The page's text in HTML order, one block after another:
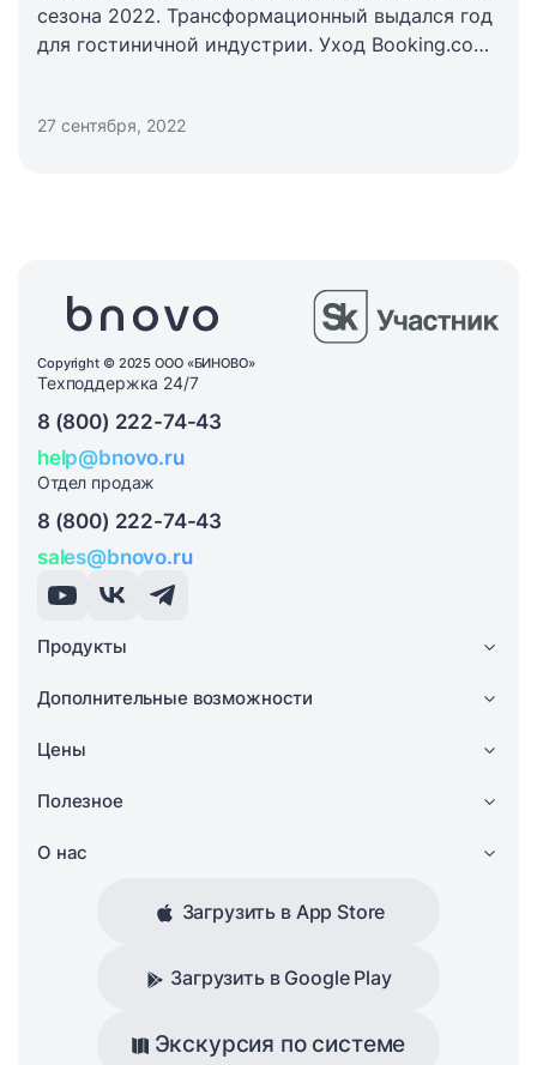
сезона 2022. Трансформационный выдался год
для гостиничной индустрии. Уход Booking.com,
отельеров быстро адаптироваться и
27 сентября, 2022
Copyright © 2025 ООО «БИНОВО»
Техподдержка 24/7
8 (800) 222-74-43
help@bnovo.ru
Отдел продаж
8 (800) 222-74-43
sales@bnovo.ru
Продукты
Дополнительные возможности
Цены
Полезное
О нас
Загрузить в App Store
Загрузить в Google Play
Экскурсия по системе